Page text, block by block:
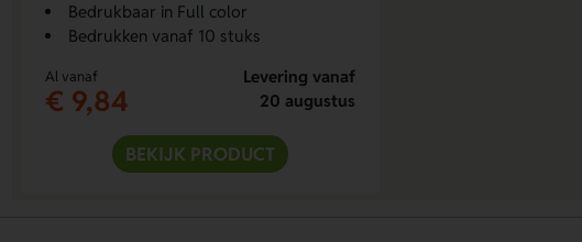
Bedrukbaar in Full color
Bedrukken vanaf 10 stuks
Al vanaf
€ 9,84
Levering vanaf
20 augustus
BEKIJK PRODUCT